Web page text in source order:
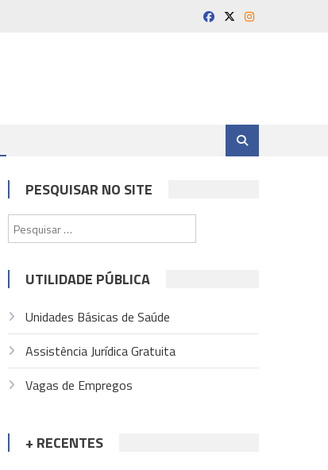
PESQUISAR NO SITE
por:
UTILIDADE PÚBLICA
Unidades Básicas de Saúde
Assistência Jurídica Gratuita
Vagas de Empregos
+ RECENTES